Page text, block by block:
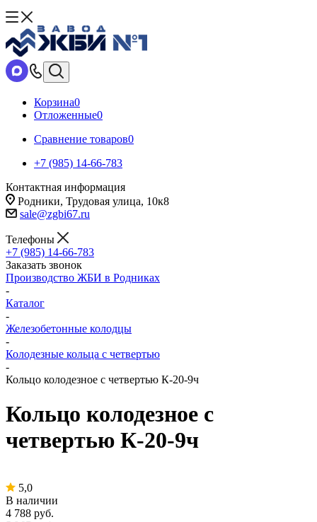
Корзина0
Отложенные0
Сравнение товаров0
+7 (985) 14-66-783
Контактная информация
Родники, Трудовая улица, 10к8
sale@zgbi67.ru
Телефоны
+7 (985) 14-66-783
Заказать звонок
Производство ЖБИ в Родниках
-
Каталог
-
Железобетонные колодцы
-
Колодезные кольца с четвертью
-
Кольцо колодезное с четвертью К-20-9ч
Кольцо колодезное с
четвертью К-20-9ч
5,0
В наличии
4 788 руб.